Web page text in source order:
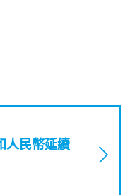
人民幣延續